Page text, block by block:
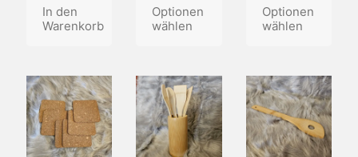
In den
Warenkorb
Optionen
wählen
Produkt
weist
mehrere
Varianten
auf.
Die
Optionen
wählen
Produkt
weist
mehrere
Varianten
auf.
Die